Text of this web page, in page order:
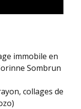
immobile en
Sombrun
collages de